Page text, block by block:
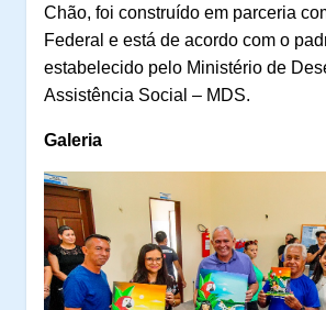
Chão, foi construído em parceria
Federal e está de acordo com o
estabelecido pelo Ministério de
Assistência Social – MDS.
Galeria